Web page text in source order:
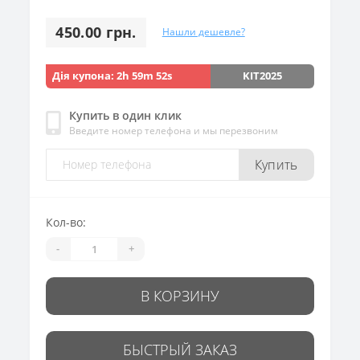
450.00 грн. Нашли дешевле?
Дія купона:2h 59m 51s KIT2025
Купить в один клик
Введите номер телефона и мы перезвоним
Купить
Кол-во:
- +
В КОРЗИНУ
БЫСТРЫЙ ЗАКАЗ